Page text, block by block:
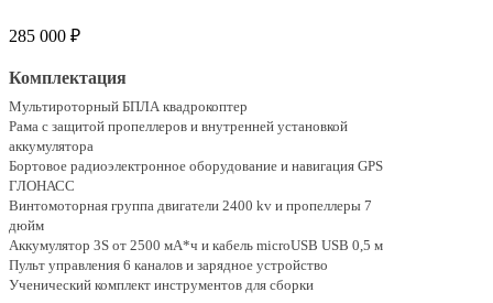
285 000 ₽
Комплектация
Мультироторный БПЛА квадрокоптер
Рама с защитой пропеллеров и внутренней установкой
аккумулятора
Бортовое радиоэлектронное оборудование и навигация GPS
ГЛОНАСС
Винтомоторная группа двигатели 2400 kv и пропеллеры 7
дюйм
Аккумулятор 3S от 2500 мА*ч и кабель microUSB USB 0,5 м
Пульт управления 6 каналов и зарядное устройство
Ученический комплект инструментов для сборки